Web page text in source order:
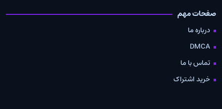
صفحات مهم
درباره ما
DMCA
تماس با ما
خرید اشتراک